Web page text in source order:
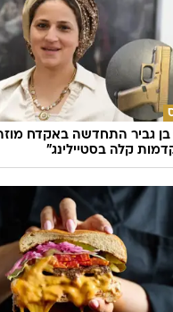
בן גביר התחדשה באקדח
קלה בסטיילינג"